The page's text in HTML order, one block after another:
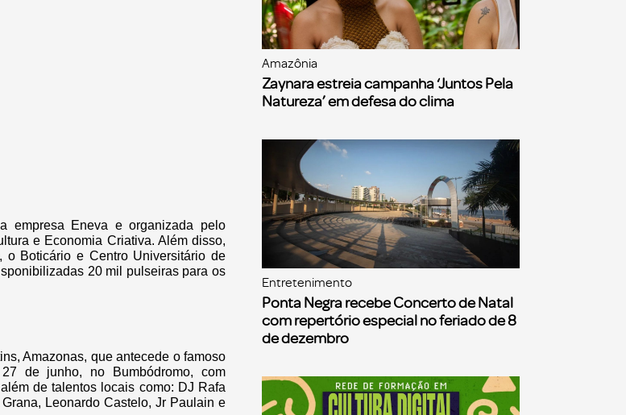
empresa Eneva e organizada pelo
e Economia Criativa. Além disso,
Boticário e Centro Universitário de
20 mil pulseiras para os
Amazonas, que antecede o famoso
de junho, no Bumbódromo, com
de talentos locais como: DJ Rafa
Leonardo Castelo, Jr Paulain e
Amazônia
Zaynara estreia campanha ‘Juntos Pela
Natureza’ em defesa do clima
Entretenimento
Ponta Negra recebe Concerto de Natal
com repertório especial no feriado de 8
de dezembro